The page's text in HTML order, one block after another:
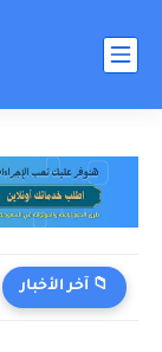
📁 آخر الأخبار